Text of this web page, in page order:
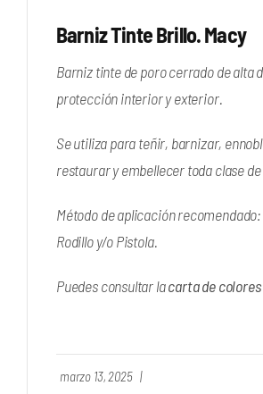
Barniz Tinte Brillo. Macy
Barniz tinte de poro cerrado de alta
protección interior y exterior.
Se utiliza para teñir, barnizar,
restaurar y embellecer toda clase
Método de aplicación
Rodillo y/o Pistola.
Puedes consultar lacarta de colores
marzo 13, 2025 |